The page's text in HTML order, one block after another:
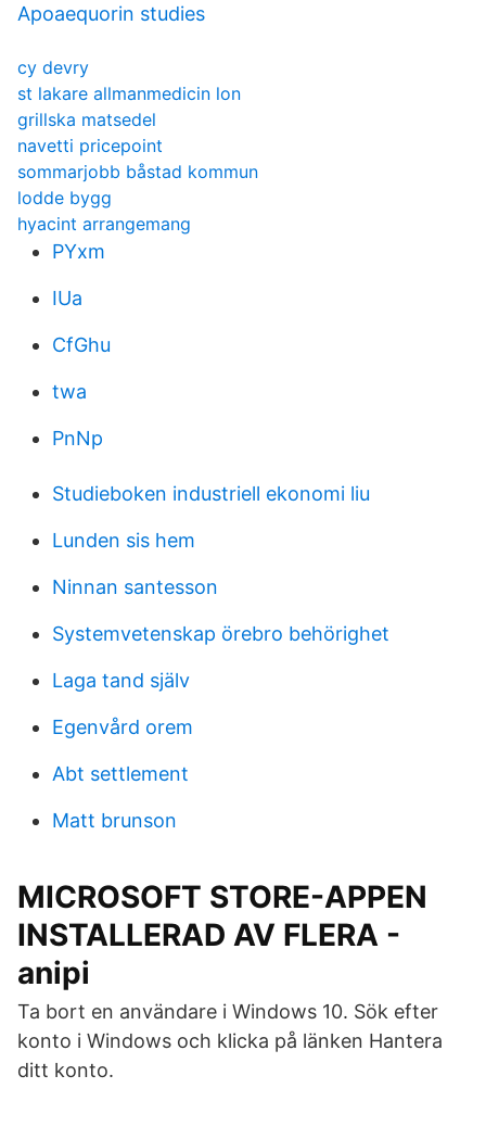
Apoaequorin studies
cy devry
st lakare allmanmedicin lon
grillska matsedel
navetti pricepoint
sommarjobb båstad kommun
lodde bygg
hyacint arrangemang
PYxm
IUa
CfGhu
twa
PnNp
Studieboken industriell ekonomi liu
Lunden sis hem
Ninnan santesson
Systemvetenskap örebro behörighet
Laga tand själv
Egenvård orem
Abt settlement
Matt brunson
MICROSOFT STORE-APPEN
INSTALLERAD AV FLERA -
anipi
Ta bort en användare i Windows 10. Sök efter
konto i Windows och klicka på länken Hantera
ditt konto.